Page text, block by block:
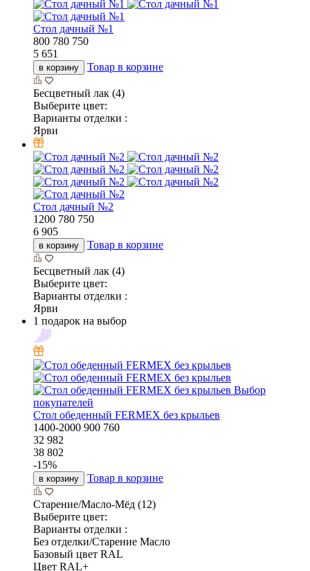
Стол дачный №1
800 780 750
5 651
в корзину Товар в корзине
Бесцветный лак (4)
Выберите цвет:
Варианты отделки :
Ярви
Стол дачный №2
1200 780 750
6 905
в корзину Товар в корзине
Бесцветный лак (4)
Выберите цвет:
Варианты отделки :
Ярви
1 подарок на выбор
Выбор
покупателей
Стол обеденный FERMEX без крыльев
1400-2000 900 760
32 982
38 802
-15%
в корзину Товар в корзине
Старение/Масло-Мёд (12)
Выберите цвет:
Варианты отделки :
Без отделки/Старение Масло
Базовый цвет RAL
Цвет RAL+